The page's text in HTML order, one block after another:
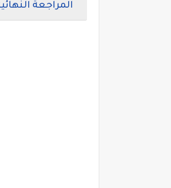
المراجعة